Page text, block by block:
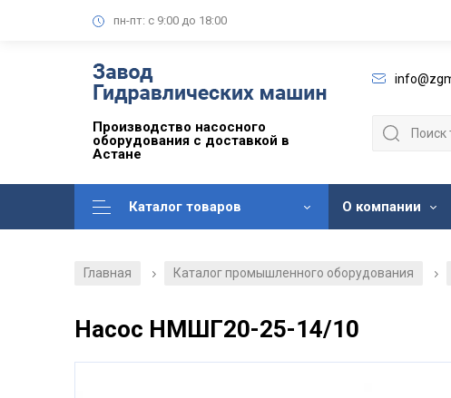
пн-пт: с 9:00 до 18:00
Производство насосного
оборудования с доставкой в
Астане
Каталог товаров О компании
Главная / Каталог промышленного оборудования /
Насос НМШГ20-25-14/10